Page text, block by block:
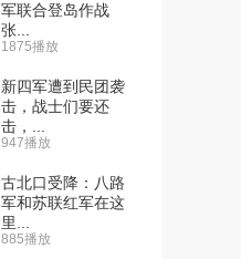
军联合登岛作战
张...
1875播放
新四军遭到民团袭
击，战士们要还
击，...
947播放
古北口受降：八路
军和苏联红军在这
里...
885播放